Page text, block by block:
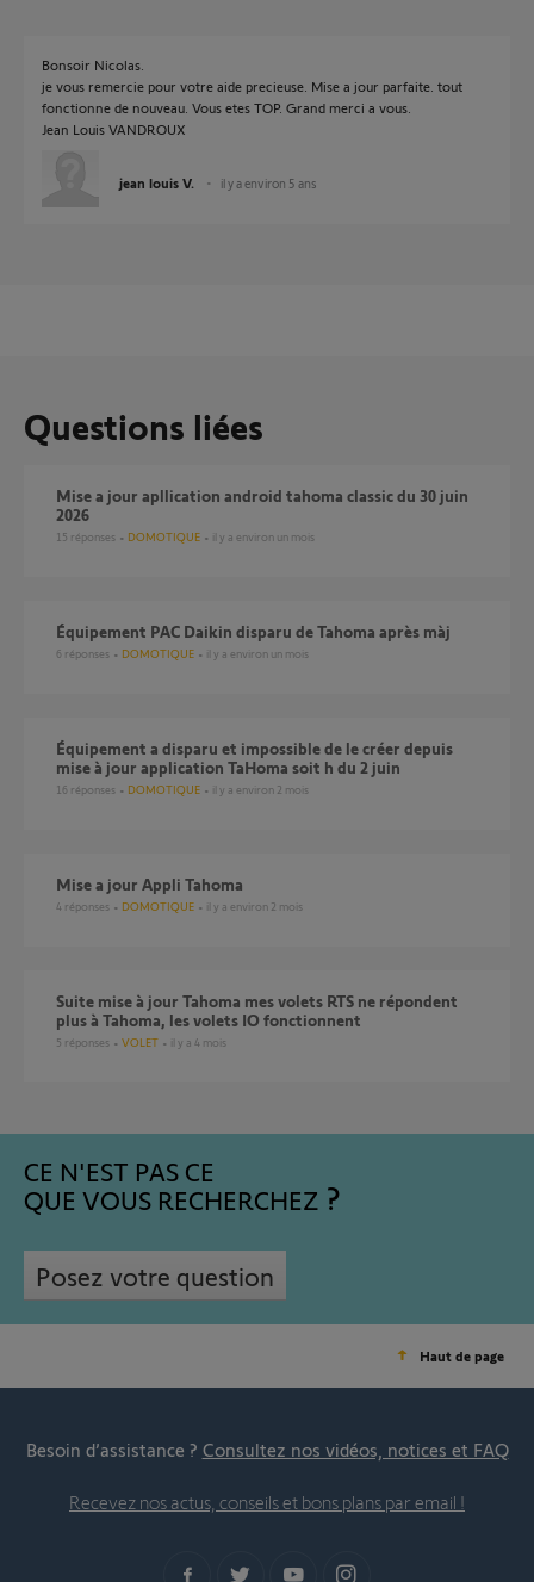
Bonsoir Nicolas.
je vous remercie pour votre aide precieuse. Mise a jour parfaite. tout
fonctionne de nouveau. Vous etes TOP. Grand merci a vous.
Jean Louis VANDROUX
jean louis V. il y a environ 5 ans
Questions liées
Mise a jour apllication android tahoma classic du 30 juin
2026
15 réponses DOMOTIQUE il y a environ un mois
Équipement PAC Daikin disparu de Tahoma après màj
6 réponses DOMOTIQUE il y a environ un mois
Équipement a disparu et impossible de le créer depuis
mise à jour application TaHoma soit h du 2 juin
16 réponses DOMOTIQUE il y a environ 2 mois
Mise a jour Appli Tahoma
4 réponses DOMOTIQUE il y a environ 2 mois
suite mise à jour Tahoma mes volets RTS ne répondent
plus à Tahoma, les volets IO fonctionnent
5 réponses VOLET il y a 4 mois
CE N'EST PAS CE
QUE VOUS RECHERCHEZ
Posez votre question
Haut de page
Besoin d’assistance ? Consultez nos vidéos, notices et FAQ
Recevez nos actus, conseils et bons plans par email !